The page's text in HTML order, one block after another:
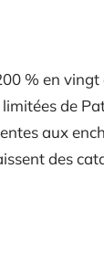
% en
de
aux
des